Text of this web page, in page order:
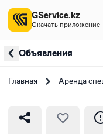
Объявления
Главная Аренда
GService.kz
Скачать приложение